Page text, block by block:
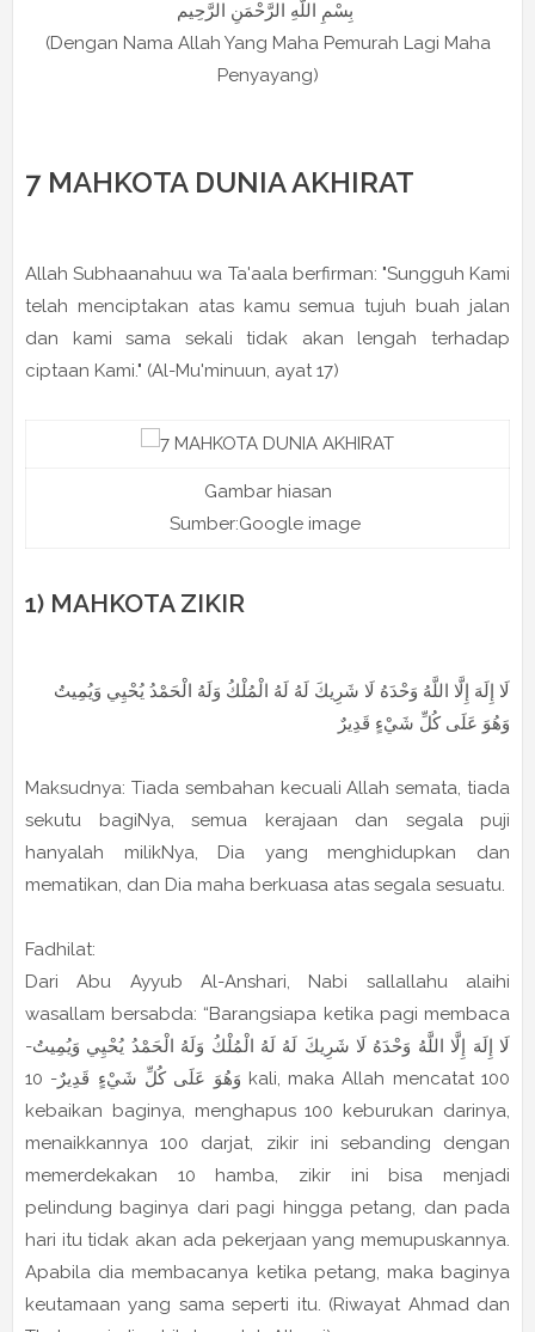
(Dengan Nama Allah Yang Maha Pemurah Lagi Maha
Penyayang)
7 MAHKOTA DUNIA AKHIRAT
Allah Subhaanahuu wa Ta'aala berfirman: "Sungguh Kami
telah menciptakan atas kamu semua tujuh buah jalan
dan kami sama sekali tidak akan lengah terhadap
ciptaan Kami." (Al-Mu'minuun, ayat 17)
Gambar hiasan
Sumber:Google image
1) MAHKOTA ZIKIR
لَا إِلَهَ إِلَّا اللَّهُ وَحْدَهُ لَا شَرِيكَ لَهُ لَهُ الْمُلْكُ وَلَهُ الْحَمْدُ يُحْيِي وَيُمِيتُ
وَهُوَ عَلَى كُلِّ شَيْءٍ قَدِيرٌ
Maksudnya: Tiada sembahan kecuali Allah semata, tiada
sekutu bagiNya, semua kerajaan dan segala puji
hanyalah milikNya, Dia yang menghidupkan dan
mematikan, dan Dia maha berkuasa atas segala sesuatu.
Fadhilat:
Dari Abu Ayyub Al-Anshari, Nabi sallallahu alaihi
wasallam bersabda: “Barangsiapa ketika pagi membaca
-لَا إِلَهَ إِلَّا اللَّهُ وَحْدَهُ لَا شَرِيكَ لَهُ لَهُ الْمُلْكُ وَلَهُ الْحَمْدُ يُحْيِي وَيُمِيتُ
وَهُوَ عَلَى كُلِّ شَيْءٍ قَدِيرٌ- 10 kali, maka Allah mencatat 100
kebaikan baginya, menghapus 100 keburukan darinya,
menaikkannya 100 darjat, zikir ini sebanding dengan
memerdekakan 10 hamba, zikir ini bisa menjadi
pelindung baginya dari pagi hingga petang, dan pada
hari itu tidak akan ada pekerjaan yang memupuskannya.
Apabila dia membacanya ketika petang, maka baginya
keutamaan yang sama seperti itu. (Riwayat Ahmad dan